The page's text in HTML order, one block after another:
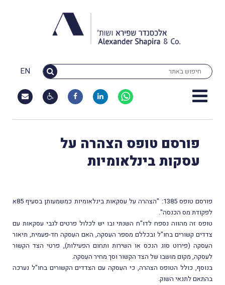
EN
פורסם טופס הצהרה על
עסקות בינלאומיות
פורסם טופס 1385: "הצהרה על עסקאות בינלאומיות כמשמעותן בסעיף 85א
לפקודת מס הכנסה".
טופס זה מהווה נספח לדו"ח השנתי ובו יש לכלול פרטים לגבי עסקאות עם
צדדים קשורים בחו"ל ובכללם מספר העִסקה, האם העִסקה חד-פעמית, תיאור
העִסקה (פירוט סוג הנכס או השירות ותחום הפעילות), פרטי הצד הקשור
לעסקה, מקום מושבו של הצד הקשור וסך מחיר העִסקה.
בנוסף, כולל הטופס הצהרה, כי העִסקה עם הצדדים הקשורים בחו"ל נערכה
בהתאם לתנאי השוק.